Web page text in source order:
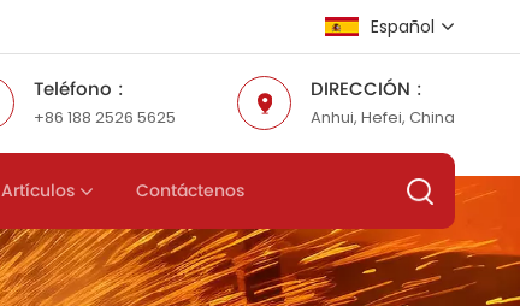
Español
English
Español
عربي
Teléfono :
+86 188 2526 5625
DIRECCIÓN :
Anhui, Hefei, China
Artículos Contáctenos